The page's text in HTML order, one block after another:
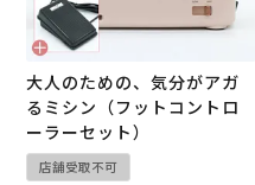
大人のための、気分がアガ
るミシン（フットコントロ
ーラーセット）
店舗受取不可